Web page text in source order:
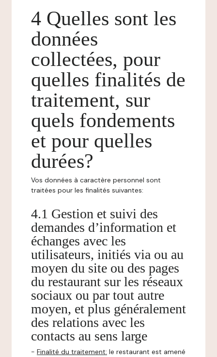
4 Quelles sont les
données
collectées, pour
quelles finalités de
traitement, sur
quels fondements
et pour quelles
durées?
Vos données à caractère personnel sont
traitées pour les finalités suivantes:
4.1 Gestion et suivi des
demandes d’information et
échanges avec les
utilisateurs, initiés via ou au
moyen du site ou des pages
du restaurant sur les réseaux
sociaux ou par tout autre
moyen, et plus généralement
des relations avec les
contacts au sens large
- Finalité du traitement: le restaurant est amené